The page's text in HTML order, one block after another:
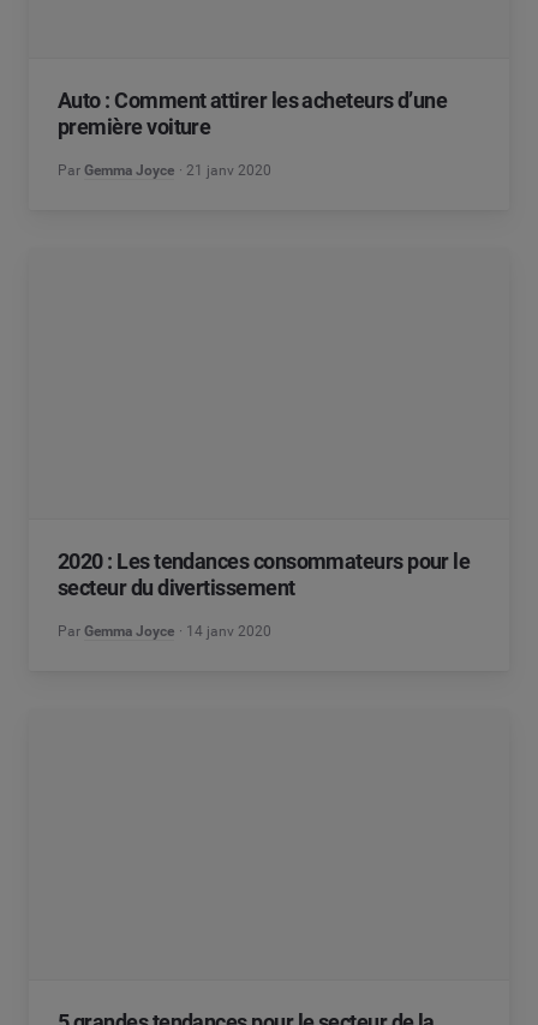
Auto : Comment attirer les acheteurs d’une
première voiture
Par Gemma Joyce 21 janv 2020
2020 : Les tendances consommateurs pour le
secteur du divertissement
Par Gemma Joyce 14 janv 2020